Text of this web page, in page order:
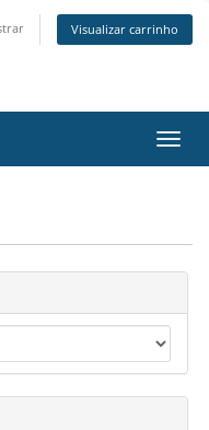
Visualizar carrinho